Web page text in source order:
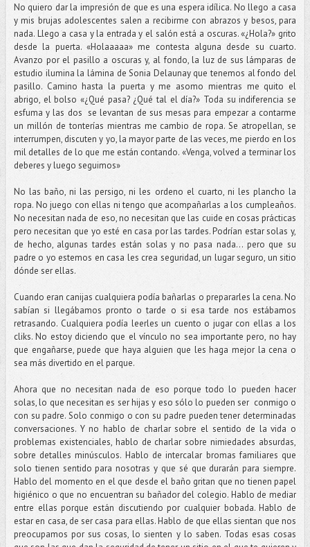
No quiero dar la impresión de que es una espera idílica. No llego a casa
y mis brujas adolescentes salen a recibirme con abrazos y besos, para
nada. Llego a casa y la entrada y el salón está a oscuras. «¿Hola?» grito
desde la puerta. «Holaaaaa» me contesta alguna desde su cuarto.
Avanzo por el pasillo a oscuras y, al fondo, la luz de sus lámparas de
estudio ilumina la lámina de Sonia Delaunay que tenemos al fondo del
pasillo. Camino hasta la puerta y me asomo mientras me quito el
abrigo, el bolso «¿Qué pasa? ¿Qué tal el día?» Toda su indiferencia se
esfuma y las dos se levantan de sus mesas para empezar a contarme
un millón de tonterías mientras me cambio de ropa. Se atropellan, se
interrumpen, discuten y yo, la mayor parte de las veces, me pierdo en los
mil detalles de lo que me están contando. «Venga, volved a terminar los
deberes y luego seguimos»
No las baño, ni las persigo, ni les ordeno el cuarto, ni les plancho la
ropa. No juego con ellas ni tengo que acompañarlas a los cumpleaños.
No necesitan nada de eso, no necesitan que las cuide en cosas prácticas
pero necesitan que yo esté en casa por las tardes. Podrían estar solas y,
de hecho, algunas tardes están solas y no pasa nada... pero que su
padre o yo estemos en casa les crea seguridad, un lugar seguro, un sitio
dónde ser ellas.
Cuando eran canijas cualquiera podía bañarlas o prepararles la cena. No
sabían si llegábamos pronto o tarde o si esa tarde nos estábamos
retrasando. Cualquiera podía leerles un cuento o jugar con ellas a los
cliks. No estoy diciendo que el vínculo no sea importante pero, no hay
que engañarse, puede que haya alguien que les haga mejor la cena o
sea más divertido en el parque.
Ahora que no necesitan nada de eso porque todo lo pueden hacer
solas, lo que necesitan es ser hijas y eso sólo lo pueden ser conmigo o
con su padre. Solo conmigo o con su padre pueden tener determinadas
conversaciones. Y no hablo de charlar sobre el sentido de la vida o
problemas existenciales, hablo de charlar sobre nimiedades absurdas,
sobre detalles minúsculos. Hablo de intercalar bromas familiares que
solo tienen sentido para nosotras y que sé que durarán para siempre.
Hablo del momento en el que desde el baño gritan que no tienen papel
higiénico o que no encuentran su bañador del colegio. Hablo de mediar
entre ellas porque están discutiendo por cualquier bobada. Hablo de
estar en casa, de ser casa para ellas. Hablo de que ellas sientan que nos
preocupamos por sus cosas, lo sienten y lo saben. Todas esas cosas